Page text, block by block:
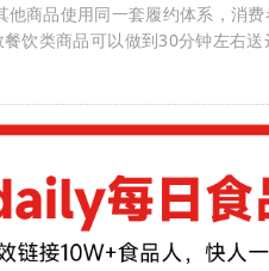
他商品使用同一套履约体系，消
饮类商品可以做到30分钟左右